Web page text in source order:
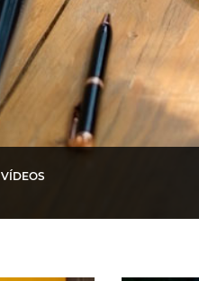
VÍDEOS